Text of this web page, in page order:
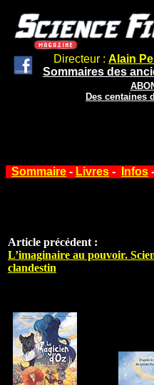
Directeur : Alain
Sommaires des
Des centaines
Sommaire - Livres - Infos
Article précédent :
L’imaginaire au pouvoir.
clandestin